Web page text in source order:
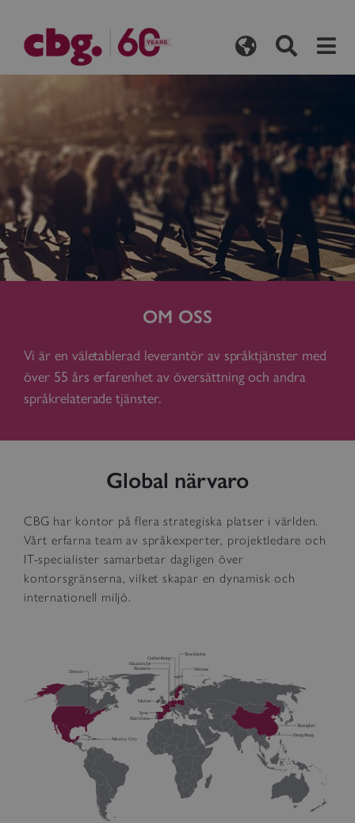
OM OSS
Vi är en väletablerad leverantör av språktjänster med
över 55 års erfarenhet av översättning och andra
språkrelaterade tjänster.
Global närvaro
CBG har kontor på flera strategiska platser i världen.
Vårt erfarna team av språkexperter, projektledare och
IT-specialister samarbetar dagligen över
kontorsgränserna, vilket skapar en dynamisk och
internationell miljö.